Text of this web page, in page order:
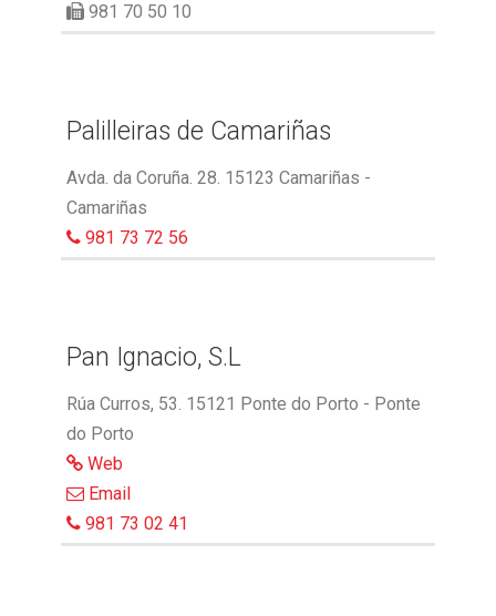
981 70 50 10
Palilleiras de Camariñas
Avda. da Coruña. 28. 15123 Camariñas -
Camariñas
981 73 72 56
Pan Ignacio, S.L
Rúa Curros, 53. 15121 Ponte do Porto - Ponte
do Porto
Web
Email
981 73 02 41